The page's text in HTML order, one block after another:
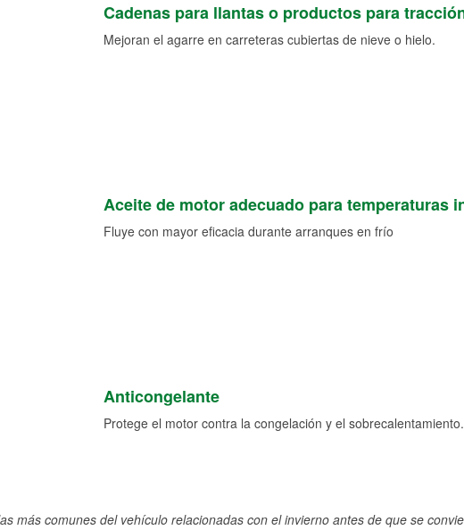
Cadenas para llantas o productos para
Mejoran el agarre en carreteras cubiertas de nieve o hielo.
Aceite de motor adecuado para temperaturas
Fluye con mayor eficacia durante arranques en frío
Anticongelante
Protege el motor contra la congelación y el sobrecalentamiento.
más comunes del vehículo relacionadas con el invierno antes de que se